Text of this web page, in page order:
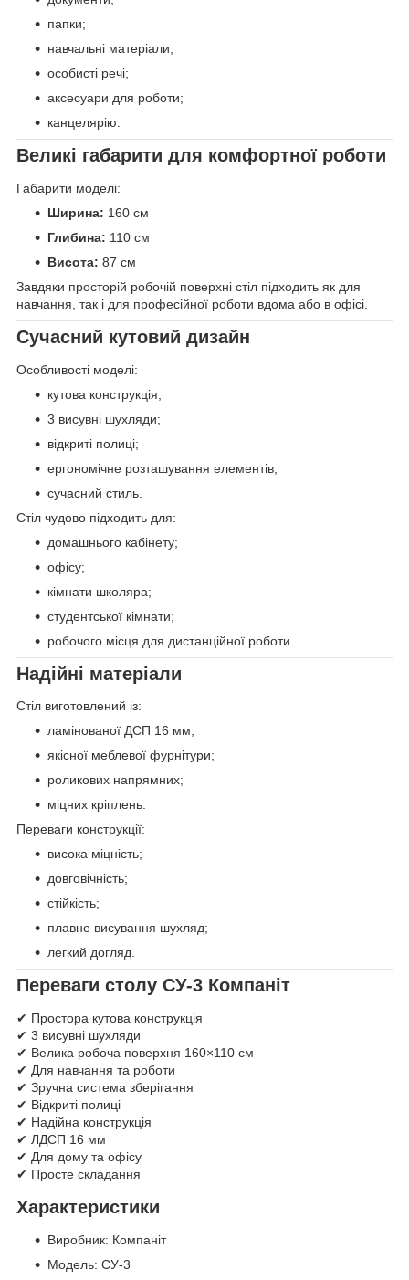
папки;
навчальні матеріали;
особисті речі;
аксесуари для роботи;
канцелярію.
Великі габарити для комфортної роботи
Габарити моделі:
Ширина: 160 см
Глибина: 110 см
Висота: 87 см
Завдяки просторій робочій поверхні стіл підходить як для
навчання, так і для професійної роботи вдома або в офісі.
Сучасний кутовий дизайн
Особливості моделі:
кутова конструкція;
3 висувні шухляди;
відкриті полиці;
ергономічне розташування елементів;
сучасний стиль.
Стіл чудово підходить для:
домашнього кабінету;
офісу;
кімнати школяра;
студентської кімнати;
робочого місця для дистанційної роботи.
Надійні матеріали
Стіл виготовлений із:
ламінованої ДСП 16 мм;
якісної меблевої фурнітури;
роликових напрямних;
міцних кріплень.
Переваги конструкції:
висока міцність;
довговічність;
стійкість;
плавне висування шухляд;
легкий догляд.
Переваги столу СУ-3 Компаніт
✔ Простора кутова конструкція
✔ 3 висувні шухляди
✔ Велика робоча поверхня 160×110 см
✔ Для навчання та роботи
✔ Зручна система зберігання
✔ Відкриті полиці
✔ Надійна конструкція
✔ ЛДСП 16 мм
✔ Для дому та офісу
✔ Просте складання
Характеристики
Виробник: Компаніт
Модель: СУ-3